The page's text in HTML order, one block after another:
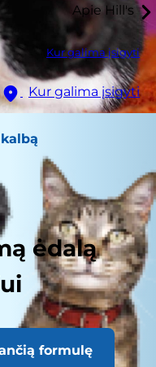
Apie Hill's
Kur galima įsigyti
Kur galima įsigyti
ėdalą
formulę